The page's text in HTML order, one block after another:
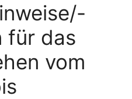
für das
vom